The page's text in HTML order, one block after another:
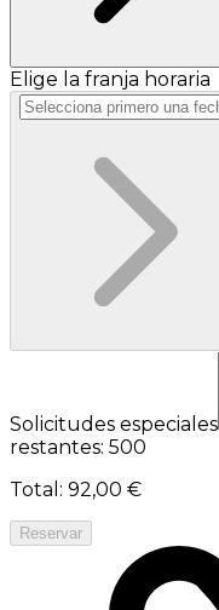
Elige la franja horaria
Solicitudes especiales
restantes: 500
Total : 92,00 €
Reservar